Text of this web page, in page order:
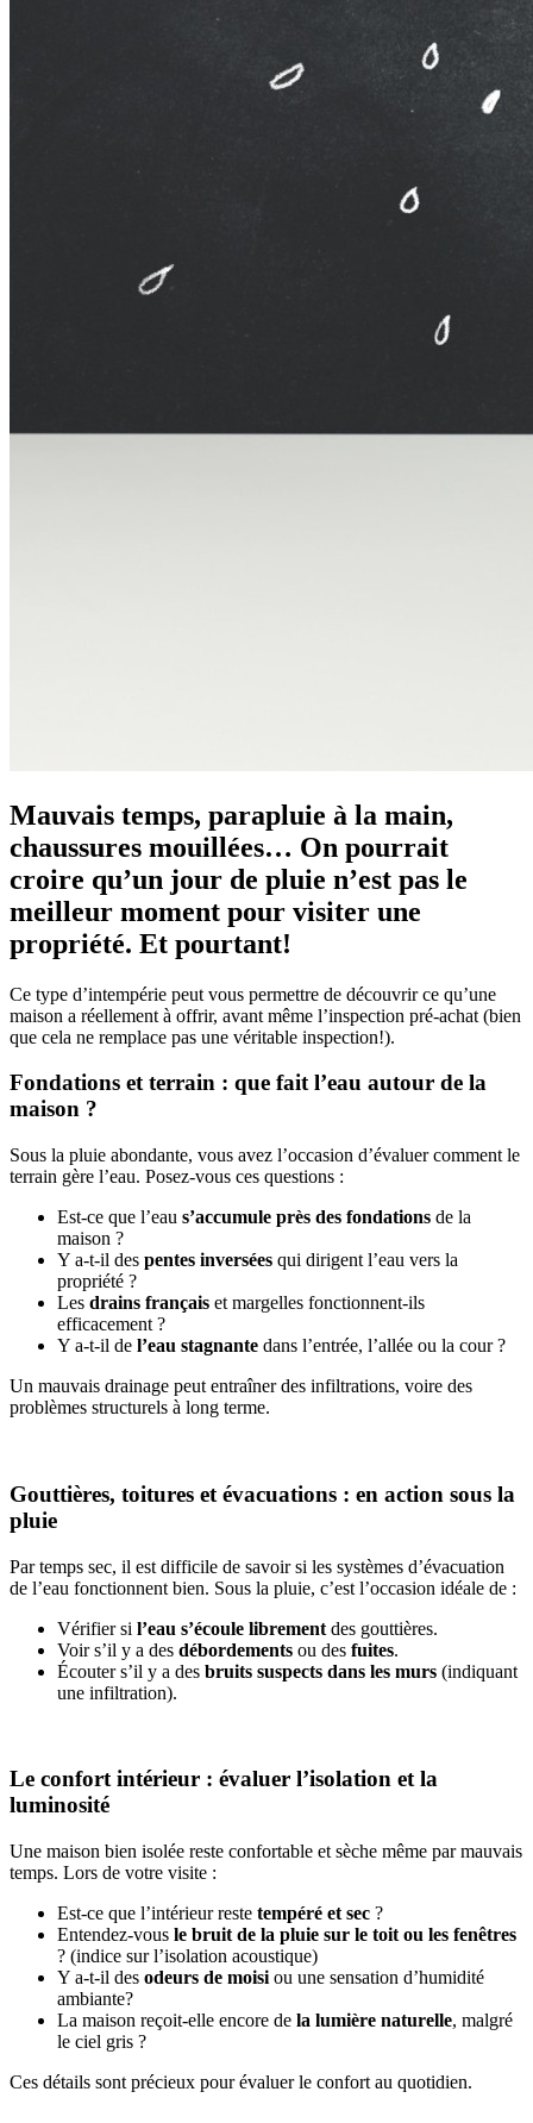
Mauvais temps, parapluie à la main,
chaussures mouillées… On pourrait
croire qu’un jour de pluie n’est pas le
meilleur moment pour visiter une
propriété. Et pourtant!
Ce type d’intempérie peut vous permettre de découvrir ce qu’une
maison a réellement à offrir, avant même l’inspection pré-achat (bien
que cela ne remplace pas une véritable inspection!).
Fondations et terrain : que fait l’eau autour de la
maison ?
Sous la pluie abondante, vous avez l’occasion d’évaluer comment le
terrain gère l’eau. Posez-vous ces questions :
Est-ce que l’eau s’accumule près des fondations de la
maison ?
Y a-t-il des pentes inversées qui dirigent l’eau vers la
propriété ?
Les drains français et margelles fonctionnent-ils
efficacement ?
Y a-t-il de l’eau stagnante dans l’entrée, l’allée ou la cour ?
Un mauvais drainage peut entraîner des infiltrations, voire des
problèmes structurels à long terme.
Gouttières, toitures et évacuations : en action sous la
pluie
Par temps sec, il est difficile de savoir si les systèmes d’évacuation
de l’eau fonctionnent bien. Sous la pluie, c’est l’occasion idéale de :
Vérifier si l’eau s’écoule librement des gouttières.
Voir s’il y a des débordements ou des fuites.
Écouter s’il y a des bruits suspects dans les murs (indiquant
une infiltration).
Le confort intérieur : évaluer l’isolation et la
luminosité
Une maison bien isolée reste confortable et sèche même par mauvais
temps. Lors de votre visite :
Est-ce que l’intérieur reste tempéré et sec ?
Entendez-vous le bruit de la pluie sur le toit ou les fenêtres
? (indice sur l’isolation acoustique)
Y a-t-il des odeurs de moisi ou une sensation d’humidité
ambiante?
La maison reçoit-elle encore de la lumière naturelle, malgré
le ciel gris ?
Ces détails sont précieux pour évaluer le confort au quotidien.